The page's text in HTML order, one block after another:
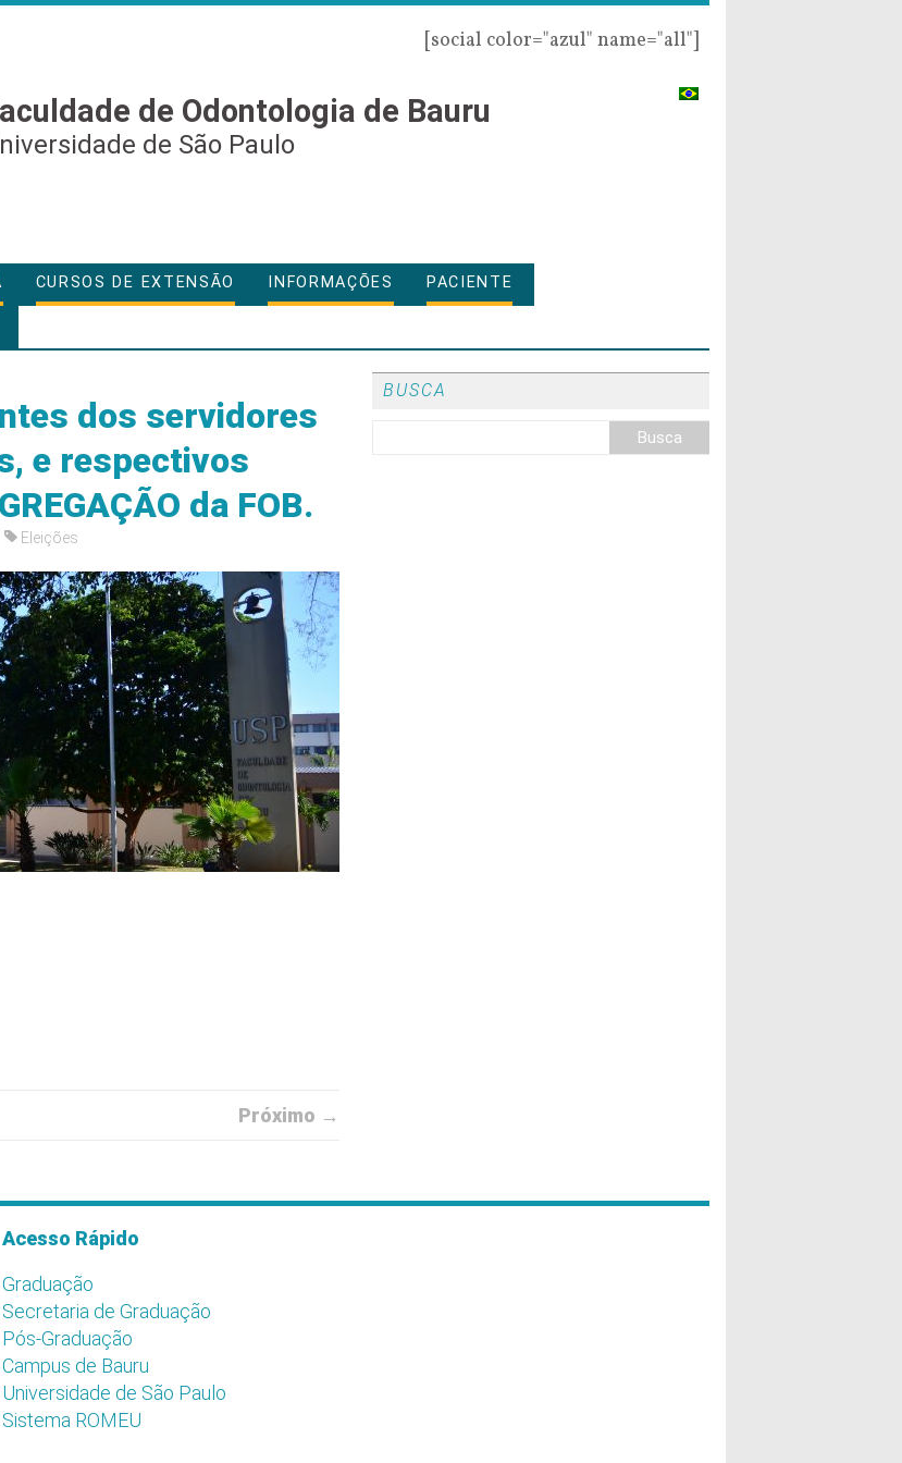
[social color="azul" name="all"]
de Odontologia de Bauru
de São Paulo
CURSOS DE EXTENSÃO INFORMAÇÕES PACIENTE
dos servidores
e respectivos
da FOB.
Eleições
Próximo →
BUSCA
Acesso Rápido
Graduação
Secretaria de Graduação
Pós-Graduação
Campus de Bauru
Universidade de São Paulo
Sistema ROMEU